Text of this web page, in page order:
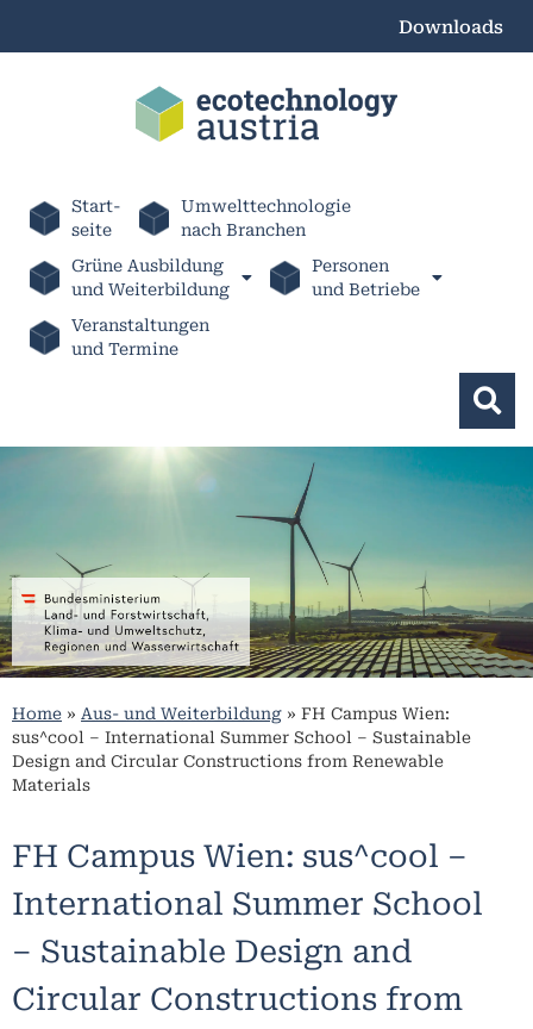
Downloads
Start-
seite
Umwelttechnologie
nach Branchen
Grüne Ausbildung
und Weiterbildung
Personen
und Betriebe
Veranstaltungen
und Termine
Home » Aus- und Weiterbildung » FH Campus Wien:
sus^cool – International Summer School – Sustainable
Design and Circular Constructions from Renewable
Materials
FH Campus Wien: sus^cool –
International Summer School
– Sustainable Design and
Circular Constructions from